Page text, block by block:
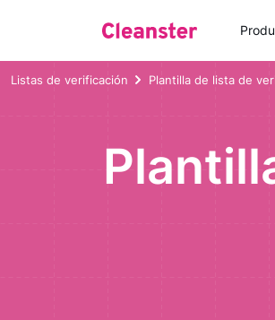
Listas de verificación Plantilla de lista de